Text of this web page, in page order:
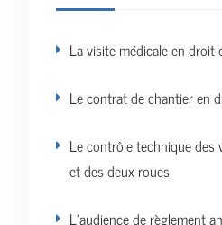
La visite médicale en droit
Le contrat de chantier en
Le contrôle technique des
et des deux-roues
L’audience de règlement